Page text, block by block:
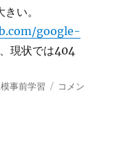
い。
google-
現状では404
事前学習
コメン